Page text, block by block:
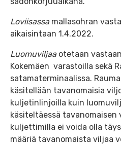
Loviisassamallasohran
aikaisintaan 1.4.2022.
Luomuviljaaotetaan
Kokemäen varastoilla sekä
satamaterminaalissa.
käsitellään tavanomaisia
kuljetinlinjoilla kuin
käsiteltäessä tavanomaisen
kuljettimilla ei voida olla
määriä tavanomaista viljaa